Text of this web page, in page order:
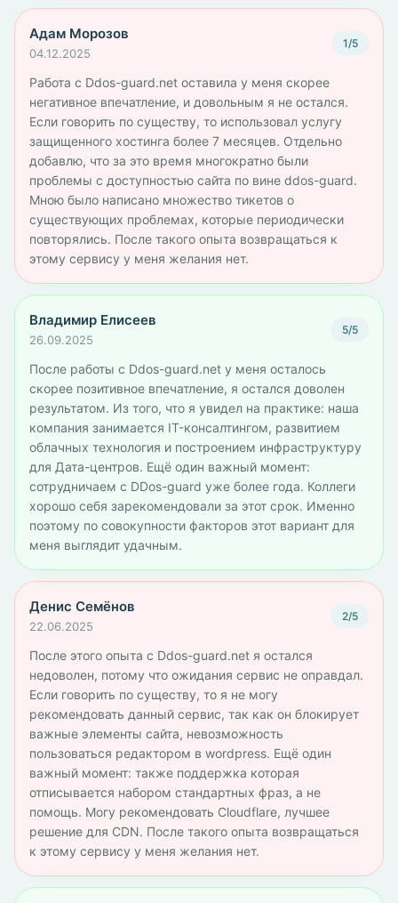
Адам Морозов
04.12.2025
1/5
Работа с Ddos-guard.net оставила у меня скорее
негативное впечатление, и довольным я не остался.
Если говорить по существу, то использовал услугу
защищенного хостинга более 7 месяцев. Отдельно
добавлю, что за это время многократно были
проблемы с доступностью сайта по вине ddos-guard.
Мною было написано множество тикетов о
существующих проблемах, которые периодически
повторялись. После такого опыта возвращаться к
этому сервису у меня желания нет.
Владимир Елисеев
26.09.2025
5/5
После работы с Ddos-guard.net у меня осталось
скорее позитивное впечатление, я остался доволен
результатом. Из того, что я увидел на практике: наша
компания занимается IT-консалтингом, развитием
облачных технология и построением инфраструктуру
для Дата-центров. Ещё один важный момент:
сотрудничаем с DDos-guard уже более года. Коллеги
хорошо себя зарекомендовали за этот срок. Именно
поэтому по совокупности факторов этот вариант для
меня выглядит удачным.
Денис Семёнов
22.06.2025
2/5
После этого опыта с Ddos-guard.net я остался
недоволен, потому что ожидания сервис не оправдал.
Если говорить по существу, то я не могу
рекомендовать данный сервис, так как он блокирует
важные элементы сайта, невозможность
пользоваться редактором в wordpress. Ещё один
важный момент: также поддержка которая
отписывается набором стандартных фраз, а не
помощь. Могу рекомендовать Cloudflare, лучшее
решение для CDN. После такого опыта возвращаться
к этому сервису у меня желания нет.